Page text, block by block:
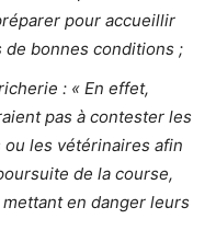
pour accueillir
bonnes conditions ;
: « En effet,
pas à contester les
les vétérinaires afin
de la course,
en danger leurs